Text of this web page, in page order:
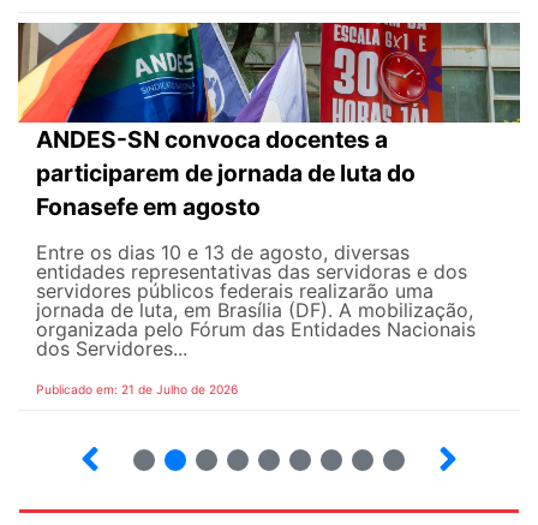
ANDES-SN convoca docentes a
participarem de jornada de luta do
Fonasefe em agosto
Entre os dias 10 e 13 de agosto, diversas
entidades representativas das servidoras e dos
servidores públicos federais realizarão uma
jornada de luta, em Brasília (DF). A mobilização,
organizada pelo Fórum das Entidades Nacionais
dos Servidores...
Publicado em: 21 de Julho de 2026